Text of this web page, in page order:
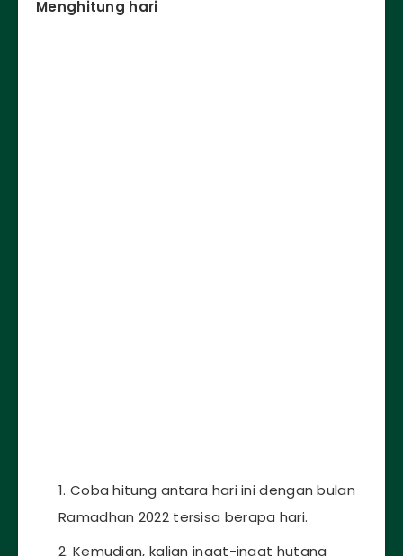
Menghitung hari
Coba hitung antara hari ini dengan bulan
Ramadhan 2022 tersisa berapa hari.
Kemudian, kalian ingat-ingat hutang